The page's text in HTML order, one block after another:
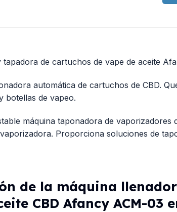
tapadora de cartuchos de vape de aceite
automática de cartuchos de CBD.
botellas de vapeo.
máquina taponadora de
Proporciona soluciones de
de la máquina
CBD Afancy ACM-03